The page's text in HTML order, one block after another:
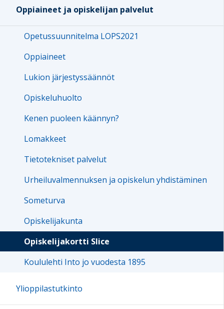
Oppiaineet ja opiskelijan palvelut
Opetussuunnitelma LOPS2021
Oppiaineet
Lukion järjestyssäännöt
Opiskeluhuolto
Kenen puoleen käännyn?
Lomakkeet
Tietotekniset palvelut
Urheiluvalmennuksen ja opiskelun yhdistäminen
Someturva
Opiskelijakunta
Opiskelijakortti Slice
Koululehti Into jo vuodesta 1895
Ylioppilastutkinto